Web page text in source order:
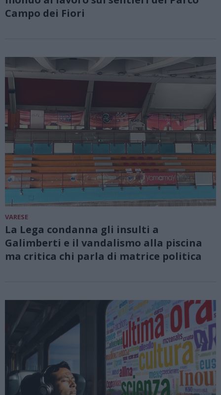
Campo dei Fiori
VARESE
La Lega condanna gli insulti a
Galimberti e il vandalismo alla piscina
ma critica chi parla di matrice politica